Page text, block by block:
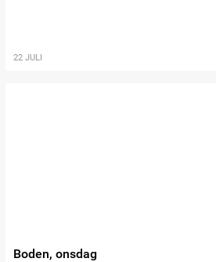
22 JULI
Boden, onsdag